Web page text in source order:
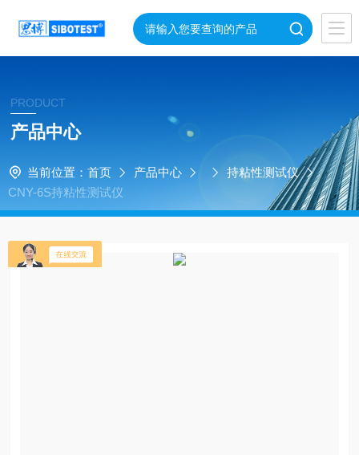
PRODUCT
产品中心
当前位置： 首页 产品中心
持粘性测试仪
CNY-6S持粘性测试仪